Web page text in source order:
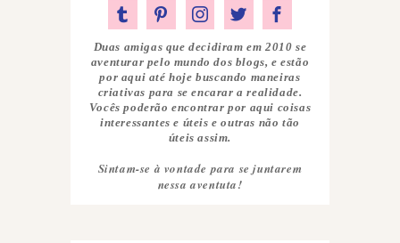
Duas amigas que decidiram em 2010 se
aventurar pelo mundo dos blogs, e estão
por aqui até hoje buscando maneiras
criativas para se encarar a realidade.
Vocês poderão encontrar por aqui coisas
interessantes e úteis e outras não tão
úteis assim.
Sintam-se à vontade para se juntarem
nessa aventuta!